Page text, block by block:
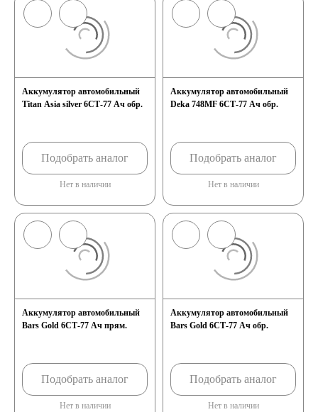
Аккумулятор автомобильный
Titan Asia silver 6СТ-77 Ач обр.
Подобрать аналог
Нет в наличии
Аккумулятор автомобильный
Deka 748MF 6СТ-77 Ач обр.
Подобрать аналог
Нет в наличии
Аккумулятор автомобильный
Bars Gold 6СТ-77 Ач прям.
Подобрать аналог
Нет в наличии
Аккумулятор автомобильный
Bars Gold 6СТ-77 Ач обр.
Подобрать аналог
Нет в наличии